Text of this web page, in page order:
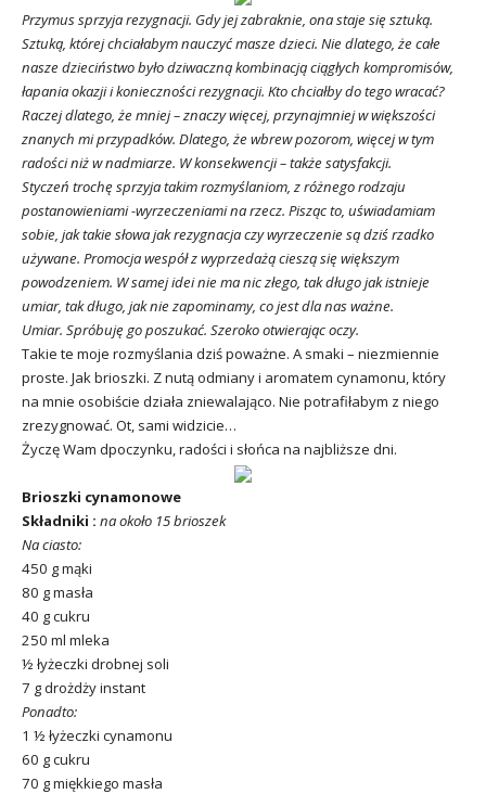
Przymus sprzyja rezygnacji. Gdy jej zabraknie, ona staje się sztuką.
Sztuką, której chciałabym nauczyć masze dzieci. Nie dlatego, że całe
nasze dzieciństwo było dziwaczną kombinacją ciągłych kompromisów,
łapania okazji i konieczności rezygnacji. Kto chciałby do tego wracać?
Raczej dlatego, że mniej – znaczy więcej, przynajmniej w większości
znanych mi przypadków. Dlatego, że wbrew pozorom, więcej w tym
radości niż w nadmiarze. W konsekwencji – także satysfakcji.
Styczeń trochę sprzyja takim rozmyślaniom, z różnego rodzaju
postanowieniami -wyrzeczeniami na rzecz. Pisząc to, uświadamiam
sobie, jak takie słowa jak rezygnacja czy wyrzeczenie są dziś rzadko
używane. Promocja wespół z wyprzedażą cieszą się większym
powodzeniem. W samej idei nie ma nic złego, tak długo jak istnieje
umiar, tak długo, jak nie zapominamy, co jest dla nas ważne.
Umiar. Spróbuję go poszukać. Szeroko otwierając oczy.
Takie te moje rozmyślania dziś poważne. A smaki – niezmiennie
proste. Jak brioszki. Z nutą odmiany i aromatem cynamonu, który
na mnie osobiście działa zniewalająco. Nie potrafiłabym z niego
zrezygnować. Ot, sami widzicie…
Życzę Wam dpoczynku, radości i słońca na najbliższe dni.
Brioszki cynamonowe
Składniki : na około 15 brioszek
Na ciasto:
450 g mąki
80 g masła
40 g cukru
250 ml mleka
½ łyżeczki drobnej soli
7 g drożdży instant
Ponadto:
1 ½ łyżeczki cynamonu
60 g cukru
70 g miękkiego masła